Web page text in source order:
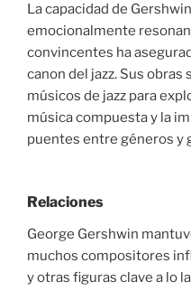
La capacidad de
emocionalmente
convincentes ha
canon del jazz. Sus obras
músicos de jazz para
música compuesta y la
puentes entre géneros y
Relaciones
George Gershwin
muchos compositores
y otras figuras clave a lo